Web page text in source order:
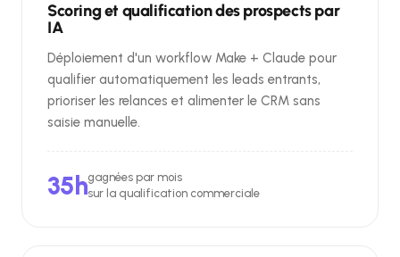
Scoring et qualification des prospects par
IA
Déploiement d'un workflow Make + Claude pour
qualifier automatiquement les leads entrants,
prioriser les relances et alimenter le CRM sans
saisie manuelle.
35hgagnées par mois
sur la qualification commerciale